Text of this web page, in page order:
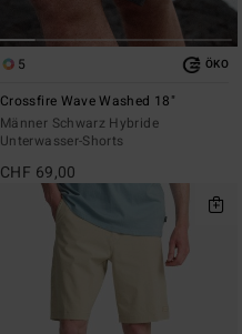
5 ÖKO
Crossfire Wave Washed 18"
Männer Schwarz Hybride
Unterwasser-Shorts
CHF 69,00